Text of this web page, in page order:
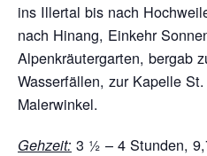
ins Illertal bis nach
nach Hinang, Einkehr
Alpenkräutergarten, bergab
Wasserfällen, zur Kapelle
Malerwinkel.
Gehzeit: 3 ½ – 4 Stunden,